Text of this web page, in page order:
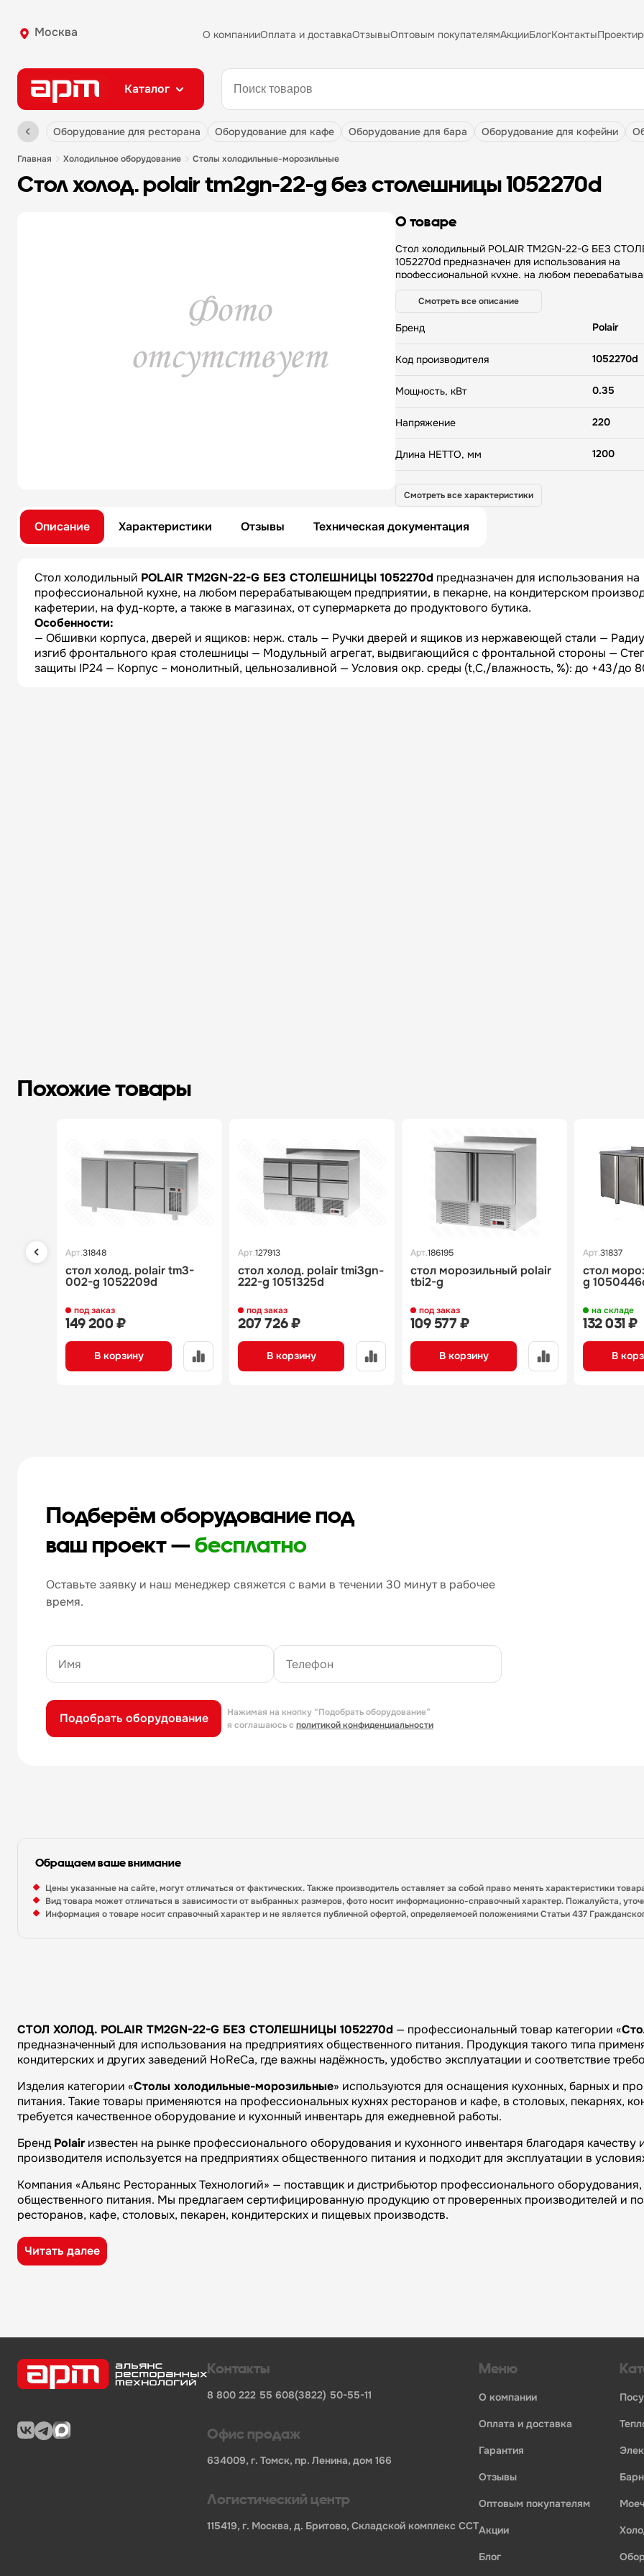
Москва О компанииОплата и доставкаОтзывыОптовым покупателямАкцииБлогКонтакты
Каталог
оборудование для ресторана оборудование для кафе оборудование для бара оборудование для кофейни
главная холодильное оборудование столы холодильные-морозильные
стол холод. polair tm2gn-22-g без столешницы 1052270d
О товаре
Стол холодильный POLAIR TM2GN-22-G БЕЗ СТОЛЕШНИЦЫ
1052270d предназначен для использования на
профессиональной кухне, на любом
кафетерии, на фуд-корте, а также в магазинах, от
Обшивки корпуса, дверей и ящиков: нерж. cталь —
фронтального края столешницы — Модульный
выдвигающийся с фронтальной стороны —
окр. среды (t,C,/влажность, %): до +43/до 80
Смотреть все описание
Бренд Polair
Код производителя 1052270d
Мощность, кВт 0.35
Напряжение 220
Длина НЕТТО, мм 1200
Длина БРУТТО, мм 1300
Ширина БРУТТО, мм
Высота БРУТТО, мм 1045
Вес БРУТТО, кг 140
Смотреть все характеристики
Описание Характеристики Отзывы Техническая документация
Стол холодильный POLAIR TM2GN-22-G БЕЗ СТОЛЕШНИЦЫ 1052270d предназначен для использования на
профессиональной кухне, на любом перерабатывающем предприятии, в пекарне, на кондитерском
кафетерии, на фуд-корте, а также в магазинах, от супермаркета до продуктового бутика.
Особенности:
— Обшивки корпуса, дверей и ящиков: нерж. cталь — Ручки дверей и ящиков из нержавеющей стали —
изгиб фронтального края столешницы — Модульный агрегат, выдвигающийся с фронтальной стороны —
защиты IP24 — Корпус – монолитный, цельнозаливной — Условия окр. среды (t,C,/влажность, %): до +43/до
Похожие товары
Арт.31848
стол холод. polair tm3-
002-g 1052209d
под заказ
149 200 ₽
В корзину
Арт.127913
стол холод. polair tmi3gn-
222-g 1051325d
под заказ
207 726 ₽
В корзину
Арт.186195
стол морозильный polair
tbi2-g
под заказ
109 577 ₽
В корзину
Арт.31837
стол
g
на складе
132 031 ₽
В
Подберём оборудование под
ваш проект —бесплатно
Оставьте заявку и наш менеджер свяжется с вами в течении 30 минут в рабочее
время.
Подобрать оборудование
Нажимая на кнопку “Подобрать оборудование”
я соглашаюсь с политикой конфиденциальности
Обращаем ваше внимание
Цены указанные на сайте, могут отличаться от фактических. Также производитель оставляет за собой право менять характеристики
Вид товара может отличаться в зависимости от выбранных размеров, фото носит информационно-справочный характер. Пожалуйста,
Информация о товаре носит справочный характер и не является публичной офертой, определяемоей положениями Статьи 437
СТОЛ ХОЛОД. POLAIR TM2GN-22-G БЕЗ СТОЛЕШНИЦЫ 1052270d — профессиональный товар категории «
предназначенный для использования на предприятиях общественного питания. Продукция такого типа
кондитерских и других заведений HoReCa, где важны надёжность, удобство эксплуатации и соответствие
Изделия категории «Столы холодильные-морозильные» используются для оснащения кухонных, барных и
питания. Такие товары применяются на профессиональных кухнях ресторанов и кафе, в столовых, пекарнях,
требуется качественное оборудование и кухонный инвентарь для ежедневной работы.
БрендPolairизвестен на рынке профессионального оборудования и кухонного инвентаря благодаря
производителя используется на предприятиях общественного питания и подходит для эксплуатации в
Компания «Альянс Ресторанных Технологий» — поставщик и дистрибьютор профессионального
общественного питания. Мы предлагаем сертифицированную продукцию от проверенных производителей и
ресторанов, кафе, столовых, пекарен, кондитерских и пищевых производств.
Преимущества компании «Альянс Ресторанных Технологий»:
широкий ассортимент оборудования, кухонного инвентаря и посуды для HoReCa
Бренд - Polair
1052270d
Напряжение
Длина НЕТТО, мм
Читать далее
Контакты
8 800 222 55 608(3822) 50-55-11
Офис продаж
634009, г. Томск, пр. Ленина, дом 166
Логистический центр
115419, г. Москва, д. Бритово, Складской комплекс ССТ
Меню
о компании
оплата и доставка
гарантия
отзывы
оптовым покупателям
акции
блог